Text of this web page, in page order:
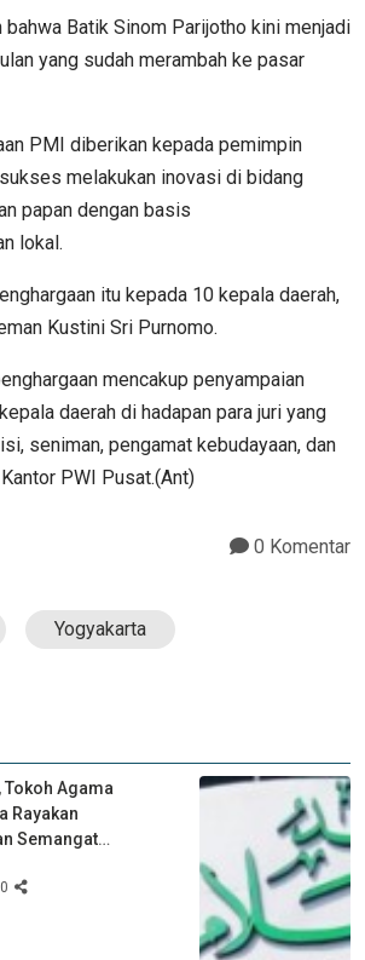
bahwa Batik Sinom Parijotho kini menjadi
yang sudah merambah ke pasar
PMI diberikan kepada pemimpin
melakukan inovasi di bidang
papan dengan basis
lokal.
itu kepada 10 kepala daerah,
Kustini Sri Purnomo.
mencakup penyampaian
daerah di hadapan para juri yang
seniman, pengamat kebudayaan, dan
PWI Pusat.(Ant)
0 Komentar
Yogyakarta
Tokoh Agama
Rayakan
Semangat
0